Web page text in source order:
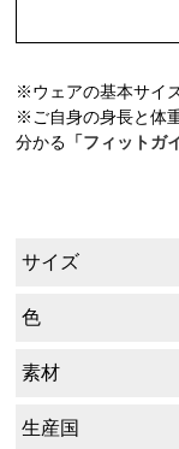
※ウェアの基本サイ
※ご自身の身長と体
分かる 「フィットガ
サイズ
色
素材
生産国